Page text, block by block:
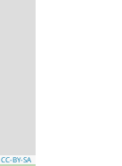
CC-BY-SA